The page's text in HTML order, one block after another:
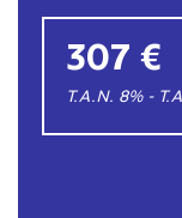
307 €
T.A.N. 8% -